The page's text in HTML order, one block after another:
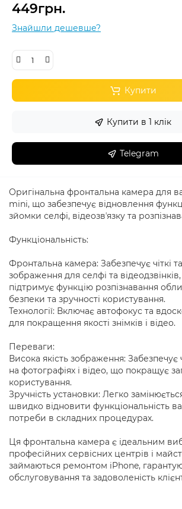
449грн.
Знайшли дешевше?
Купити
Купити в 1 клік
Telegram
Оригінальна фронтальна камера для
mini, що забезпечує відновлення
зйомки селфі, відеозвʼязку та
Функціональність:
Фронтальна камера: Забезпечує чіткі та
зображення для селфі та
підтримує функцію розпізнавання
безпеки та зручності користування.
Технології: Включає автофокус та
для покращення якості знімків і відео.
Переваги:
Висока якість зображення: Забезпечує
на фотографіях і відео, що покращує
користування.
Зручність установки: Легко
швидко відновити функціональність
потреби в складних процедурах.
Ця фронтальна камера є ідеальним
професійних сервісних центрів і
займаються ремонтом iPhone,
обслуговування та задоволеність